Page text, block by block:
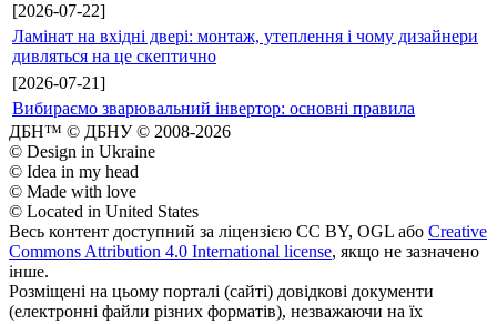
[2026-07-22]
Ламінат на вхідні двері: монтаж, утеплення і чому дизайнери
дивляться на це скептично
[2026-07-21]
Вибираємо зварювальний інвертор: основні правила
ДБН™ © ДБНУ © 2008-2026
© Design in Ukraine
© Idea in my head
© Made with love
© Located in United States
Весь контент доступний за ліцензією CC BY, OGL або Creative
Commons Attribution 4.0 International license, якщо не зазначено
інше.
Розміщені на цьому порталі (сайті) довідкові документи
(електронні файли різних форматів), незважаючи на їх